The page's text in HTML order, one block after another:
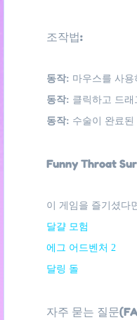
조작법:
동작: 마우스를 사
동작: 클릭하고 드
동작: 수술이 완료
Funny Throat
이 게임을 즐기셨다
달걀 모험
에그 어드벤처 2
달링 돌
자주 묻는 질문